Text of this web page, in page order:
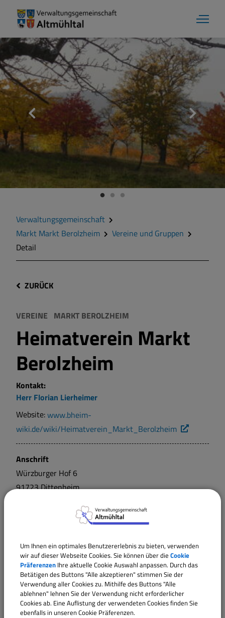
Verwaltungsgemeinschaft
Markt Markt Berolzheim
Vereine und Gruppen
Detail
ZURÜCK
VEREINE MARKT BEROLZHEIM
Heimatverein Markt
Berolzheim
Kontakt:
Herr Florian Lierheimer
Website:www.bheim-
wiki.de/wiki/Heimatverein_Markt_Berolzheim
Anschrift
Würzburger Hof6
91723Dittenheim
Um Ihnen ein optimales Benutzererlebnis zu bieten, verwenden
wir auf dieser Webseite Cookies. Sie können über die Cookie
Präferenzen Ihre aktuelle Cookie Auswahl anpassen. Durch das
Betätigen des Buttons "Alle akzeptieren" stimmen Sie der
Verwendung aller Cookies zu. Mithilfe des Buttons "Alle
ablehnen" lehnen Sie der Verwendung nicht erforderlicher
Cookies ab. Eine Auflistung der verwendeten Cookies finden Sie
ebenfalls in unseren Cookie Präferenzen.